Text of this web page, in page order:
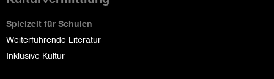
Spielzeit für Schulen
Weiterführende Literatur
Inklusive Kultur